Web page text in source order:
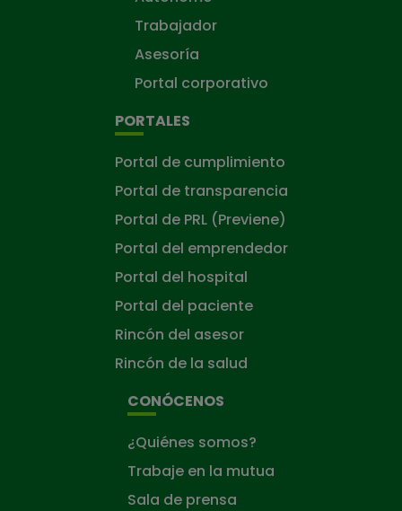
Trabajador
Asesoría
Portal corporativo
PORTALES
Portal de cumplimiento
Portal de transparencia
Portal de PRL (Previene)
Portal del emprendedor
Portal del hospital
Portal del paciente
Rincón del asesor
Rincón de la salud
CONÓCENOS
¿Quiénes somos?
Trabaje en la mutua
Sala de prensa